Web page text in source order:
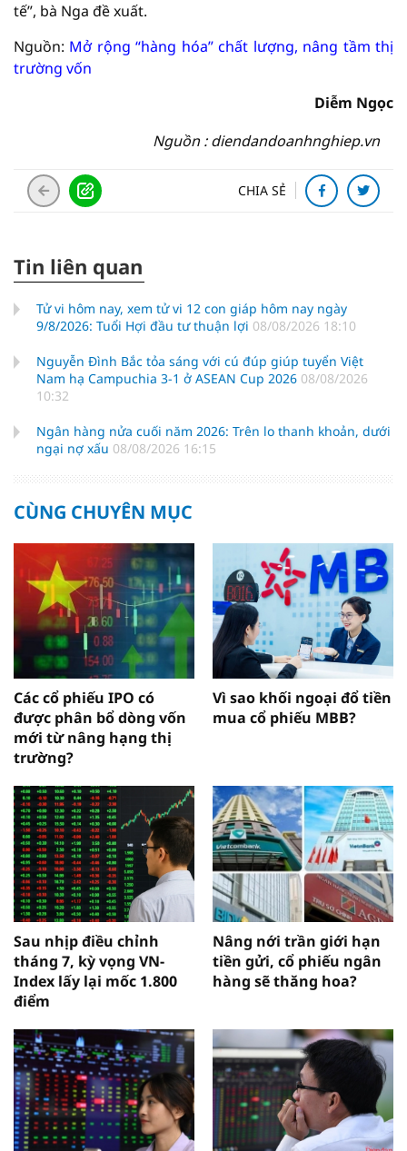
tế”, bà Nga đề xuất.
Nguồn: Mở rộng “hàng hóa” chất lượng, nâng tầm thị
trường vốn
Diễm Ngọc
Nguồn : diendandoanhnghiep.vn
CHIA SẺ
Tin liên quan
Tử vi hôm nay, xem tử vi 12 con giáp hôm nay ngày
9/8/2026: Tuổi Hợi đầu tư thuận lợi 08/08/2026 18:10
Nguyễn Đình Bắc tỏa sáng với cú đúp giúp tuyển Việt
Nam hạ Campuchia 3-1 ở ASEAN Cup 2026 08/08/2026
10:32
Ngân hàng nửa cuối năm 2026: Trên lo thanh khoản, dưới
ngại nợ xấu 08/08/2026 16:15
CÙNG CHUYÊN MỤC
Các cổ phiếu IPO có
được phân bổ dòng vốn
mới từ nâng hạng thị
trường?
Vì sao khối ngoại đổ tiền
mua cổ phiếu MBB?
Sau nhịp điều chỉnh
tháng 7, kỳ vọng VN-
Index lấy lại mốc 1.800
điểm
Nâng nới trần giới hạn
tiền gửi, cổ phiếu ngân
hàng sẽ thăng hoa?